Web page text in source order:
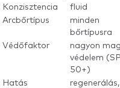
Konzisztencia
fluid
Arcbőrtípus
minden
bőrtípusra
Védőfaktor
nagyon
védelem
50+)
Hatás
regenerálás,